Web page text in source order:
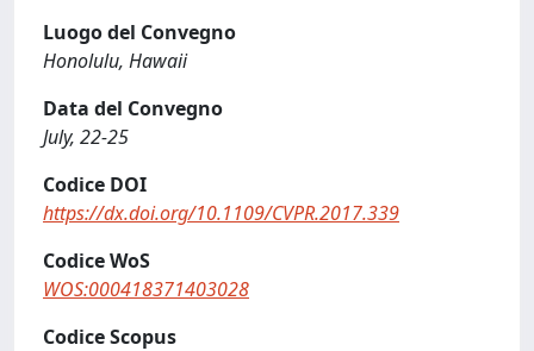
Luogo del Convegno
Honolulu, Hawaii
Data del Convegno
July, 22-25
Codice DOI
https://dx.doi.org/10.1109/CVPR.2017.339
Codice WoS
WOS:000418371403028
Codice Scopus